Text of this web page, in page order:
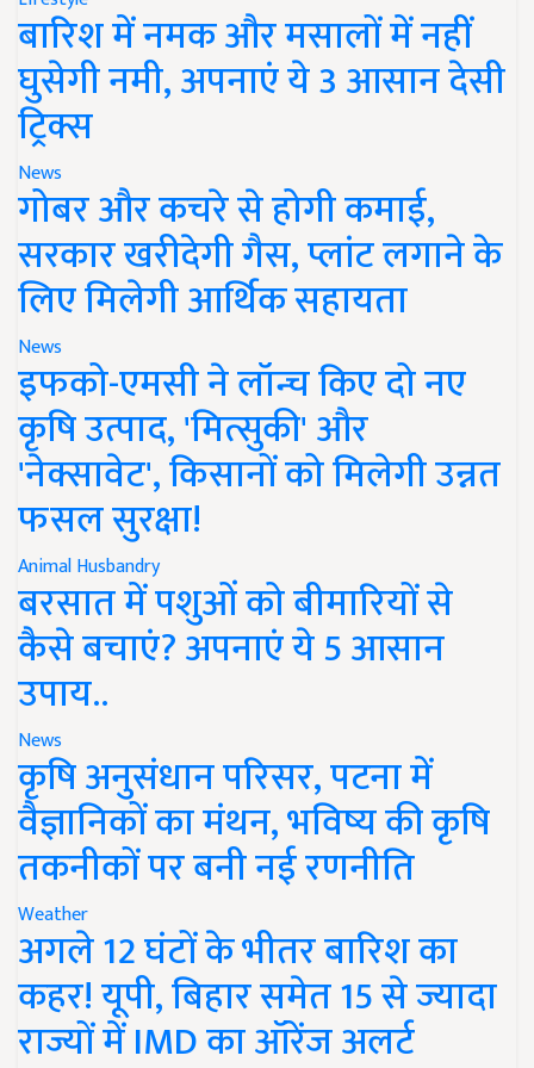
बारिश में नमक और मसालों में नहीं
घुसेगी नमी, अपनाएं ये 3 आसान देसी
ट्रिक्स
News
गोबर और कचरे से होगी कमाई,
सरकार खरीदेगी गैस, प्लांट लगाने के
लिए मिलेगी आर्थिक सहायता
News
इफको-एमसी ने लॉन्च किए दो नए
कृषि उत्पाद, 'मित्सुकी' और
'नेक्सावेट', किसानों को मिलेगी उन्नत
फसल सुरक्षा!
Animal Husbandry
बरसात में पशुओं को बीमारियों से
कैसे बचाएं? अपनाएं ये 5 आसान
उपाय..
News
कृषि अनुसंधान परिसर, पटना में
वैज्ञानिकों का मंथन, भविष्य की कृषि
तकनीकों पर बनी नई रणनीति
Weather
अगले 12 घंटों के भीतर बारिश का
कहर! यूपी, बिहार समेत 15 से ज्यादा
राज्यों में IMD का ऑरेंज अलर्ट